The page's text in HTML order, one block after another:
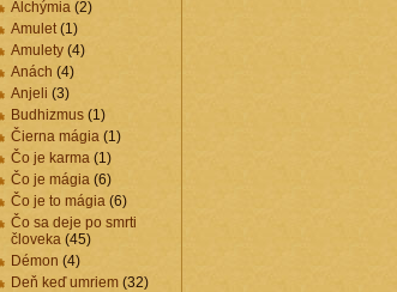
Alchýmia (2)
Amulet(1)
Amulety (4)
Anách (4)
Anjeli (3)
Budhizmus (1)
Čierna mágia (1)
Čo je karma (1)
Čo je mágia (6)
Čo je to mágia (6)
Čo sa deje po smrti
človeka (45)
Démon (4)
Deň keď umriem (32)